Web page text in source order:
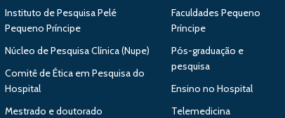
Instituto de Pesquisa Pelé
Pequeno Príncipe
Núcleo de Pesquisa Clínica (Nupe)
Comitê de Ética em Pesquisa do
Hospital
Mestrado e doutorado
Faculdades Pequeno
Príncipe
Pós-graduação e
pesquisa
Ensino no Hospital
Telemedicina